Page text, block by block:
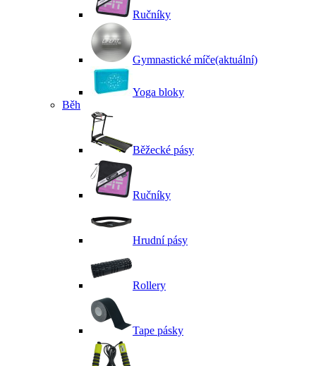
Ručníky
Gymnastické míče(aktuální)
Yoga bloky
Běh
Běžecké pásy
Ručníky
Hrudní pásy
Rollery
Tape pásky